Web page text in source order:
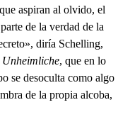
aspiran al olvido, el
de la verdad de la
diría Schelling,
Unheimliche, que en lo
se desoculta como algo
de la propia alcoba,